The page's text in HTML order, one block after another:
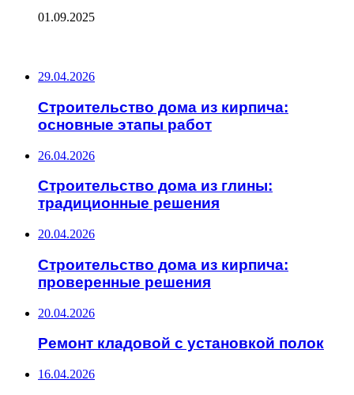
01.09.2025
29.04.2026
Строительство дома из кирпича:
основные этапы работ
26.04.2026
Строительство дома из глины:
традиционные решения
20.04.2026
Строительство дома из кирпича:
проверенные решения
20.04.2026
Ремонт кладовой с установкой полок
16.04.2026